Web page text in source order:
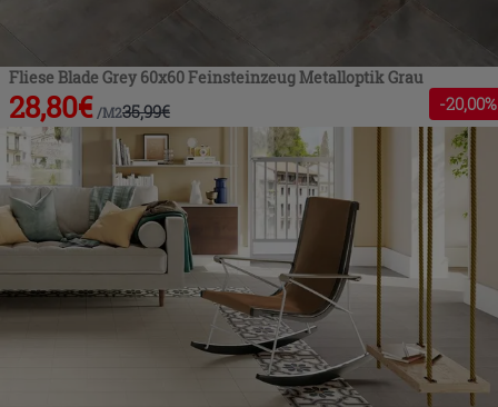
Fliese Blade Grey 60x60 Feinsteinzeug Metalloptik Grau
28,80€ /M235,99€ -20,00%